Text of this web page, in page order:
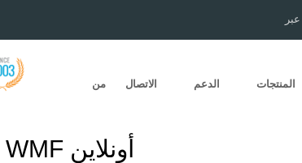
المنتجات الدعم الاتصال
من
تحويل PDF إلى WMF أونلاين